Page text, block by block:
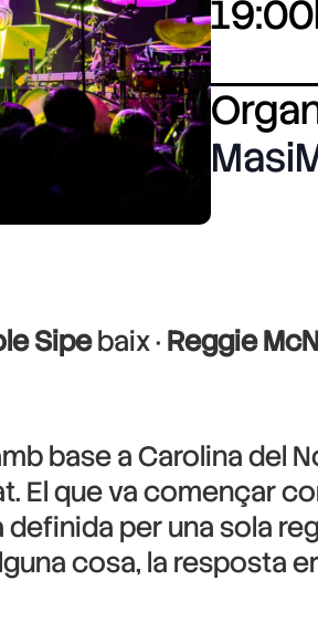
Sipebaix · Reggie
base a Carolina del
El que va començar
per una sola
cosa, la resposta